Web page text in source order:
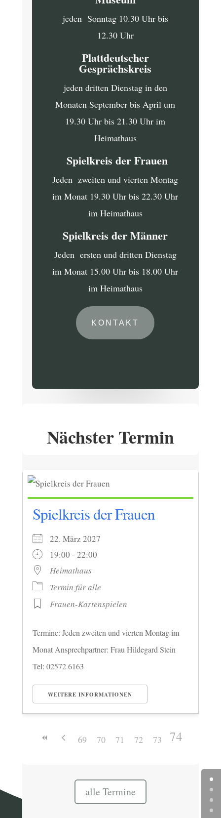
jeden Sonntag 10.30 Uhr bis
12.30 Uhr
Plattdeutscher
Gesprächskreis
jeden dritten Dienstag in den
Monaten September bis April um
19.30 Uhr bis 21.30 Uhr im
Heimathaus
Spielkreis der Frauen
Jeden zweiten und vierten Montag
im Monat 19.30 Uhr bis 22.30 Uhr
im Heimathaus
Spielkreis der Männer
Jeden ersten und dritten Dienstag
im Monat 15.00 Uhr bis 18.00 Uhr
im Heimathaus
KONTAKT
Nächster Termin
Spielkreis der Frauen
22. März 2027
19:00 - 22:00
Heimathaus
Termin für alle
Frauen-Kartenspielen
Termine: Jeden zweiten und vierten Montag im
Monat Ansprechpartner: Frau Hildegard Stein
Tel: 02572 6163
WEITERE INFORMATIONEN
69 70 71 72 73 74
alle Termine